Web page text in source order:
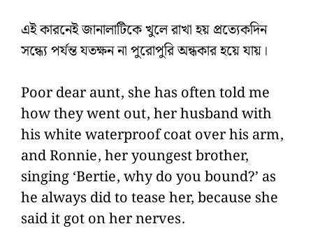
এই কারনেই জানালাটিকে খুলে রাখা হয় প্রত্যেকদিন
সন্ধ্যে পর্যন্ত যতক্ষন না পুরোপুরি অন্ধকার হয়ে যায়।
Poor dear aunt, she has often told me
how they went out, her husband with
his white waterproof coat over his arm,
and Ronnie, her youngest brother,
singing ‘Bertie, why do you bound?’ as
he always did to tease her, because she
said it got on her nerves.